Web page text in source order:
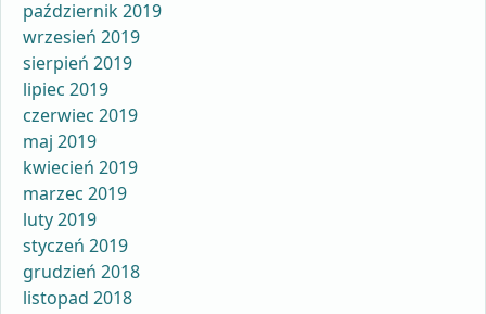
październik 2019
wrzesień 2019
sierpień 2019
lipiec 2019
czerwiec 2019
maj 2019
kwiecień 2019
marzec 2019
luty 2019
styczeń 2019
grudzień 2018
listopad 2018